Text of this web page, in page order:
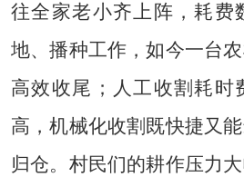
往全家老小齐上阵，耗费
地、播种工作，如今一台
高效收尾；人工收割耗时
高，机械化收割既快捷又
归仓。村民们的耕作压力